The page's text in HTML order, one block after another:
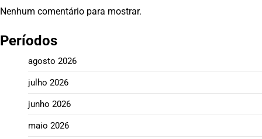
Nenhum comentário para mostrar.
Períodos
agosto 2026
julho 2026
junho 2026
maio 2026